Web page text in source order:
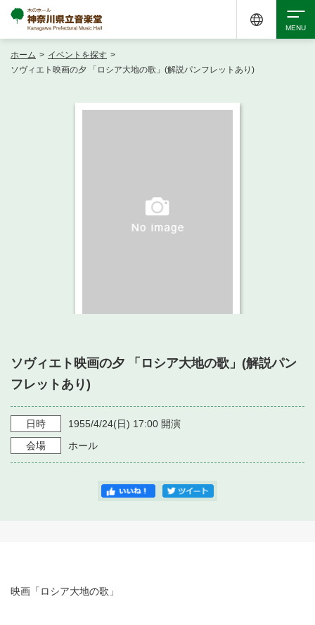
・ フロアマップ
・ よくある質問
・ 空き状況
・ 利用料金
・ 音楽堂のご案内
・ フロアマップ
・ 芸術参与
神奈川県立音楽堂
SNS
ホーム > イベントを探す >
ソヴィエト映画の夕 「ロシア大地の歌」(解説パンフレットあり)
ソヴィエト映画の夕 「ロシア大地の歌」(解説パン
フレットあり)
日時 1955/4/24(日) 17:00 開演
会場
ホール
映画「ロシア大地の歌」